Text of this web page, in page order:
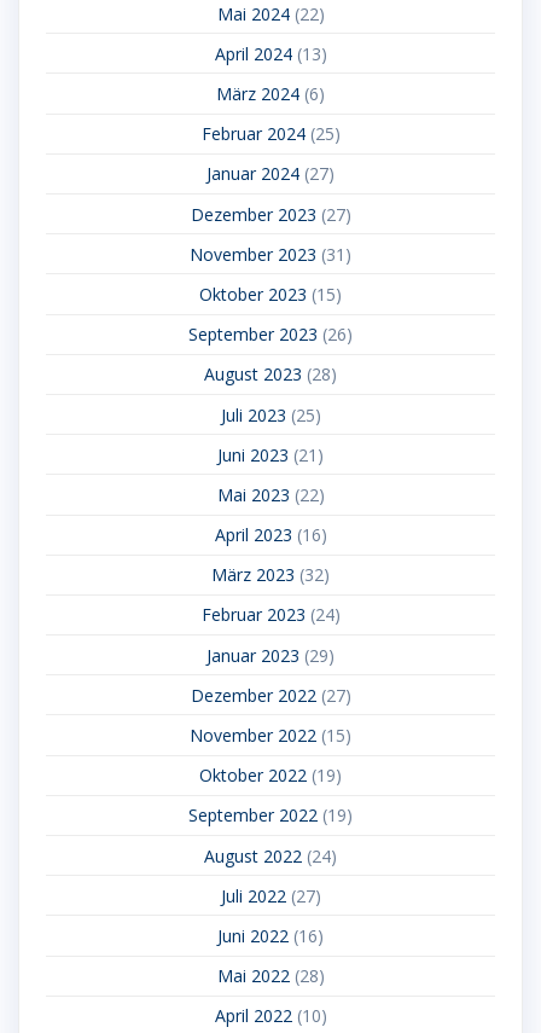
Mai 2024(22)
April 2024(13)
März 2024 (6)
Februar 2024(25)
Januar 2024 (27)
Dezember 2023 (27)
November 2023 (31)
Oktober 2023 (15)
September 2023 (26)
August 2023 (28)
Juli 2023 (25)
Juni 2023 (21)
Mai 2023 (22)
April 2023 (16)
März 2023 (32)
Februar 2023 (24)
Januar 2023 (29)
Dezember 2022(27)
November 2022 (15)
Oktober 2022 (19)
September 2022 (19)
August 2022 (24)
Juli 2022 (27)
Juni 2022 (16)
Mai 2022(28)
April 2022(10)